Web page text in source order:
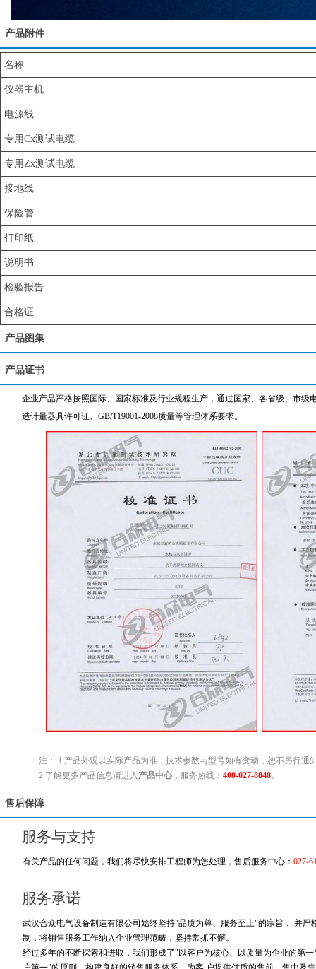
产品附件
名称
仪器主机
电源线
专用Cx测试电缆
专用Zx测试电缆
接地线
保险管
打印纸
说明书
检验报告
合格证
产品图集
产品证书
企业产品严格按照国际、国家标准及行业规程生产，通过国家、各省级、市
造计量器具许可证、GB/T19001-2008质量等管理体系要求。
注： 1.产品外观以实际产品为准，技术参数与型号如有变动，恕不另行通
2.了解更多产品信息请进入 产品中心 ，服务热线： 400-027-8848。
售后保障
服务与支持
有关产品的任何问题，我们将尽快安排工程师为您处理，售后服务中心： 027-
服务承诺
武汉合众电气设备制造有限公司始终坚持"品质为尊、服务至上"的宗旨， 并
制，将销售服务工作纳入企业管理范畴，坚持常抓不懈。
经过多年的不断探索和进取，我们形成了"以客户为核心、以质量为企业的第